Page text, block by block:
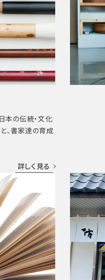
本の伝統・文化
、書家達の育成
詳しく見る